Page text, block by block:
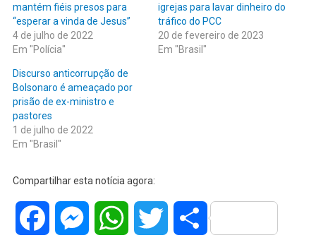
mantém fiéis presos para
“esperar a vinda de Jesus”
4 de julho de 2022
Em "Polícia"
igrejas para lavar dinheiro do
tráfico do PCC
20 de fevereiro de 2023
Em "Brasil"
Discurso anticorrupção de
Bolsonaro é ameaçado por
prisão de ex-ministro e
pastores
1 de julho de 2022
Em "Brasil"
Compartilhar esta notícia agora:
Facebook MessengerWhatsAppTwitter Share